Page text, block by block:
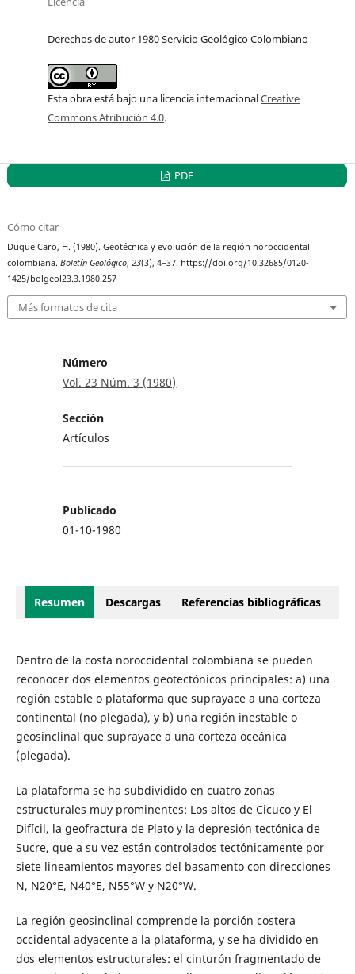
Derechos de autor 1980 Servicio Geológico Colombiano
Esta obra está bajo una licencia internacionalCreative
Commons Atribución 4.0.
PDF
Cómo citar
Duque Caro, H. (1980). Geotécnica y evolución de la región noroccidental
colombiana.Boletín Geológico,23(3), 4–37. https://doi.org/10.32685/0120-
1425/bolgeol23.3.1980.257
Más formatos de cita
Número
Vol. 23 Núm. 3 (1980)
Sección
Artículos
Publicado
01-10-1980
Resumen Descargas Referencias bibliográficas
Dentro de la costa noroccidental colombiana se pueden
reconocer dos elementos geotectónicos principales: a) una
región estable o plataforma que suprayace a una corteza
continental (no plegada), y b) una región inestable o
geosinclinal que suprayace a una corteza oceánica
(plegada).
La plataforma se ha subdividido en cuatro zonas
estructurales muy prominentes: Los altos de Cicuco y El
Difícil, la geofractura de Plato y la depresión tectónica de
Sucre, que a su vez están controlados tectónicamente por
siete lineamientos mayores del basamento con direcciones
N, N20°E, N40°E, N55°W y N20°W.
La región geosinclinal comprende la porción costera
occidental adyacente a la plataforma, y se ha dividido en
dos elementos estructurales: el cinturón fragmentado de